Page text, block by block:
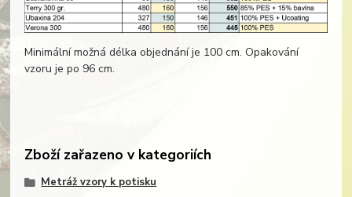
Minimální možná délka objednání je 100 cm. Opakování
vzoru je po 96 cm.
Zboží zařazeno v kategoriích
Metráž vzory k potisku